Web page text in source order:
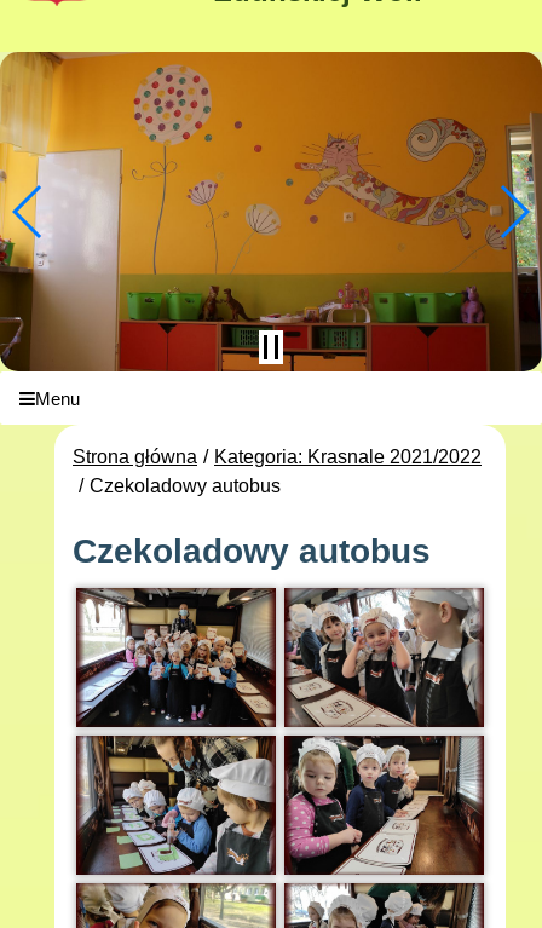
Menu
Strona główna
Kategoria: Krasnale 2021/2022
Czekoladowy autobus
Czekoladowy autobus